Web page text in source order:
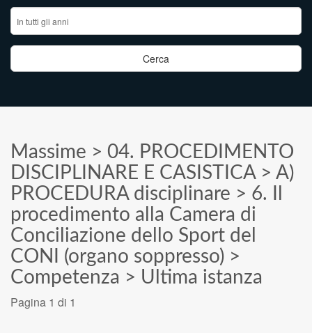
Massime > 04. PROCEDIMENTO
DISCIPLINARE E CASISTICA> A)
PROCEDURA disciplinare > 6. Il
procedimento alla Camera di
Conciliazione dello Sport del
CONI (organo soppresso) >
Competenza > Ultima istanza
Pagina 1 di 1